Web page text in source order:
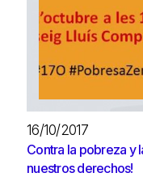
16/10/2017
Contra la pobreza y
nuestros derechos!